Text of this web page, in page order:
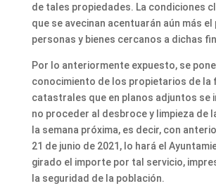
de tales propiedades. La condiciones
que se avecinan acentuarán aún más el
personas y bienes cercanos a dichas
Por lo anteriormente expuesto, se
conocimiento de los propietarios de la
catastrales que en planos adjuntos se
no proceder al desbroce y limpieza de
la semana próxima, es decir, con
21 de junio de 2021, lo hará el
girado el importe por tal servicio,
la seguridad de la población.